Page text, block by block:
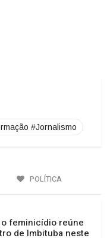
#Jornalismo
POLÍTICA
feminicídio reúne
de Imbituba neste